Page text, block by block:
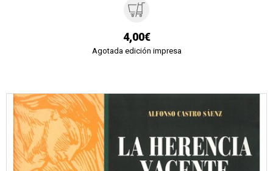
4,00€
Agotada edición impresa